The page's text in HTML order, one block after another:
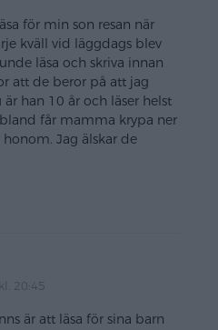
för min son resan när
kväll vid läggdags blev
läsa och skriva innan
att de beror på att jag
han 10 år och läser helst
får mamma krypa ner
Jag älskar de
20:45
är att läsa för sina barn